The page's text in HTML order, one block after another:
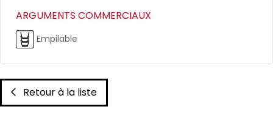
ARGUMENTS COMMERCIAUX
Empilable
Retour à la liste